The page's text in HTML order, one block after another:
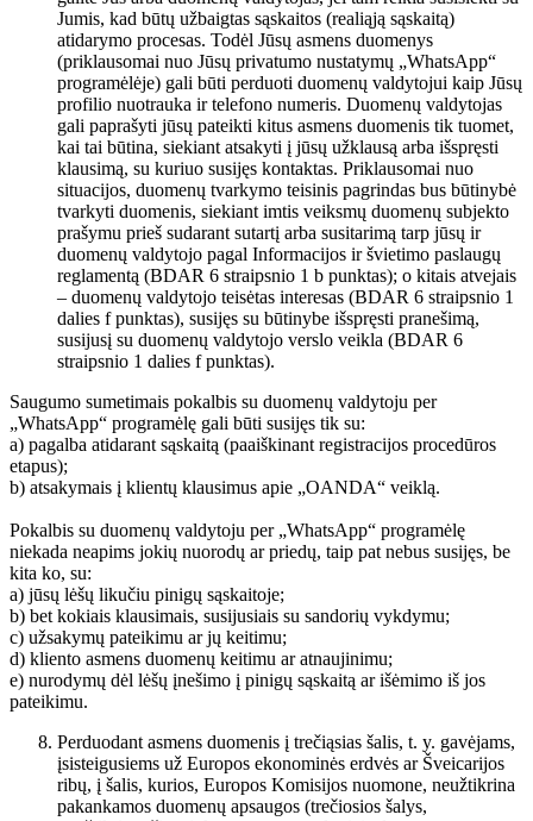
Jumis, kad būtų užbaigtas sąskaitos (realiąją sąskaitą)
atidarymo procesas. Todėl Jūsų asmens duomenys
(priklausomai nuo Jūsų privatumo nustatymų „WhatsApp“
programėlėje) gali būti perduoti duomenų valdytojui kaip Jūsų
profilio nuotrauka ir telefono numeris. Duomenų valdytojas
gali paprašyti jūsų pateikti kitus asmens duomenis tik tuomet,
kai tai būtina, siekiant atsakyti į jūsų užklausą arba išspręsti
klausimą, su kuriuo susijęs kontaktas. Priklausomai nuo
situacijos, duomenų tvarkymo teisinis pagrindas bus būtinybė
tvarkyti duomenis, siekiant imtis veiksmų duomenų subjekto
prašymu prieš sudarant sutartį arba susitarimą tarp jūsų ir
duomenų valdytojo pagal Informacijos ir švietimo paslaugų
reglamentą (BDAR 6 straipsnio 1 b punktas); o kitais atvejais
– duomenų valdytojo teisėtas interesas (BDAR 6 straipsnio 1
dalies f punktas), susijęs su būtinybe išspręsti pranešimą,
susijusį su duomenų valdytojo verslo veikla (BDAR 6
straipsnio 1 dalies f punktas).
Saugumo sumetimais pokalbis su duomenų valdytoju per
„WhatsApp“ programėlę gali būti susijęs tik su:
a) pagalba atidarant sąskaitą (paaiškinant registracijos procedūros
etapus);
b) atsakymais į klientų klausimus apie „OANDA“ veiklą.
Pokalbis su duomenų valdytoju per „WhatsApp“ programėlę
niekada neapims jokių nuorodų ar priedų, taip pat nebus susijęs, be
kita ko, su:
a) jūsų lėšų likučiu pinigų sąskaitoje;
b) bet kokiais klausimais, susijusiais su sandorių vykdymu;
c) užsakymų pateikimu ar jų keitimu;
d) kliento asmens duomenų keitimu ar atnaujinimu;
e) nurodymų dėl lėšų įnešimo į pinigų sąskaitą ar išėmimo iš jos
pateikimu.
Perduodant asmens duomenis į trečiąsias šalis, t. y. gavėjams,
įsisteigusiems už Europos ekonominės erdvės ar Šveicarijos
ribų, į šalis, kurios, Europos Komisijos nuomone, neužtikrina
pakankamos duomenų apsaugos (trečiosios šalys,